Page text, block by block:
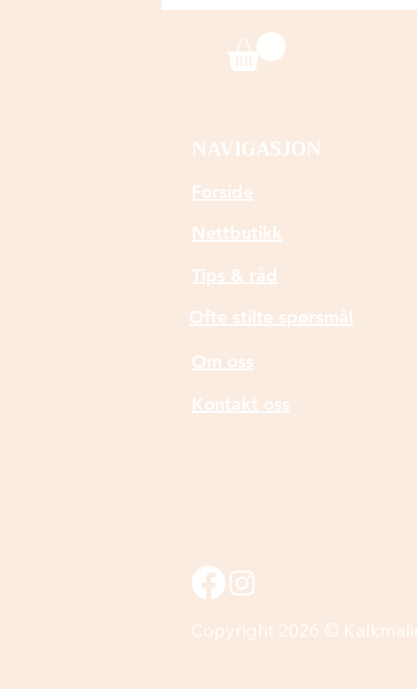
NAVIGASJON
Forside
Nettbutikk
Tips & råd
Ofte stilte spørsmål
Om oss
Kontakt oss
Copyright 2026 ©